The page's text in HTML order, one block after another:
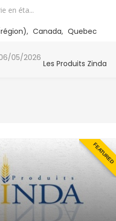
en éta...
, Canada, Quebec
Les Produits Zinda
05/2026
FEATURED